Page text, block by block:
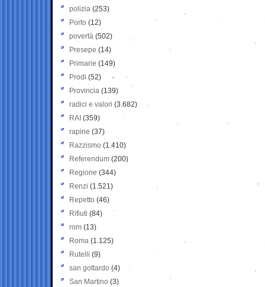
polizia (253)
Porto (12)
povertà (502)
Presepe (14)
Primarie (149)
Prodi (52)
Provincia (139)
radici e valori (3.682)
RAI (359)
rapine (37)
Razzismo (1.410)
Referendum (200)
Regione (344)
Renzi (1.521)
Repetto (46)
Rifiuti (84)
rom (13)
Roma (1.125)
Rutelli (9)
san gottardo (4)
San Martino (3)